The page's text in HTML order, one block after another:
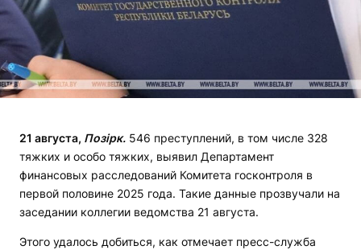
21 августа, Позірк. 546 преступлений, в том числе 328
тяжких и особо тяжких, выявил Департамент
финансовых расследований Комитета госконтроля в
первой половине 2025 года. Такие данные прозвучали на
заседании коллегии ведомства 21 августа.
Этого удалось добиться, как отмечает пресс-служба